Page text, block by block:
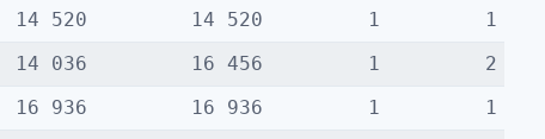
14 520 14 520 1 1
14 036 16 456 1 2
16 936 16 936 1 1